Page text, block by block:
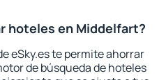
hoteles en Middelfart?
eSky.es te permite ahorrar
de búsqueda de hoteles